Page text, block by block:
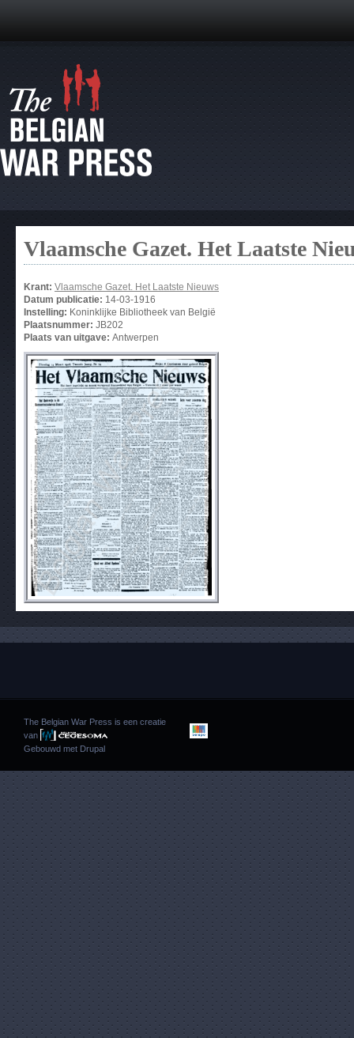
Vlaamsche Gazet. Het Laatste
Krant: Vlaamsche Gazet. Het Laatste Nieuws
Datum publicatie: 14-03-1916
Instelling: Koninklijke Bibliotheek van België
Plaatsnummer: JB202
Plaats van uitgave: Antwerpen
The Belgian War Press is een creatie
van
Gebouwd met Drupal